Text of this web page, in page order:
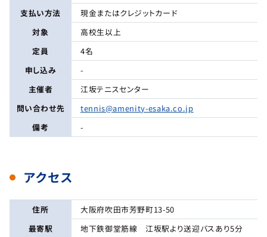
支払い方法
現金またはクレジットカード
対象
高校生以上
定員
4名
申し込み
-
主催者
江坂テニスセンター
問い合わせ先
tennis@amenity-esaka.co.jp
備考
-
アクセス
住所
大阪府吹田市芳野町13-50
最寄駅
地下鉄御堂筋線 江坂駅より送迎バスあり5分